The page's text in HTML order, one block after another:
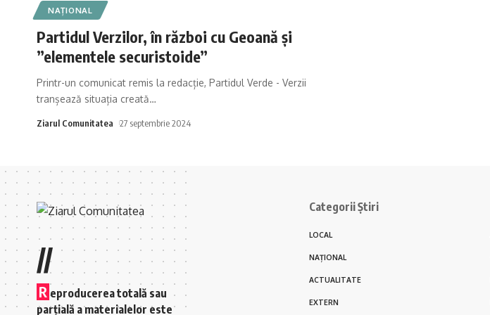
NAȚIONAL
Partidul Verzilor, în război cu Geoană și
”elementele securistoide”
Printr-un comunicat remis la redacție, Partidul Verde - Verzii
tranșează situația creată…
Ziarul Comunitatea 27 septembrie 2024
//
R eproducerea totală sau
parțială a materialelor este
Categorii Știri
LOCAL
NAȚIONAL
ACTUALITATE
EXTERN